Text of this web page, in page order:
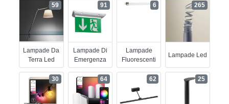
Lampade Da
Terra Led
59
Lampade Di
Emergenza
91
Lampade
Fluorescenti
6
Lampade Led
265
30 64 62 25